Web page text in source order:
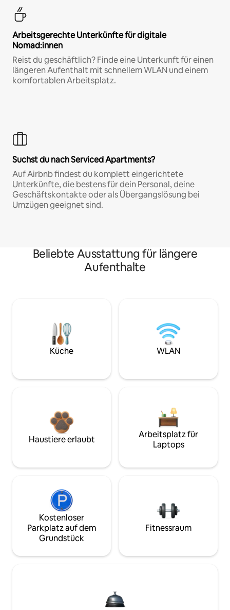
Arbeitsgerechte Unterkünfte für digitale
Nomad:innen
Reist du geschäftlich? Finde eine Unterkunft für einen
längeren Aufenthalt mit schnellem WLAN und einem
komfortablen Arbeitsplatz.
Suchst du nach Serviced Apartments?
Auf Airbnb findest du komplett eingerichtete
Unterkünfte, die bestens für dein Personal, deine
Geschäftskontakte oder als Übergangslösung bei
Umzügen geeignet sind.
Beliebte Ausstattung für längere
Aufenthalte
Küche WLAN
Haustiere erlaubt
Arbeitsplatz für
Laptops
Kostenloser
Parkplatz auf dem
Grundstück
Fitnessraum